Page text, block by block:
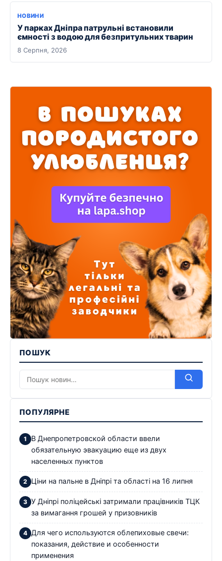
НОВИНИ
У парках Дніпра патрульні встановили
ємності з водою для безпритульних тварин
8 Серпня, 2026
ПОШУК
ПОПУЛЯРНЕ
В Днепропетровской области ввели
обязательную эвакуацию еще из двух
населенных пунктов
Ціни на пальне в Дніпрі та області на 16 липня
У Дніпрі поліцейські затримали працівників ТЦК
за вимагання грошей у призовників
Для чего используются облепиховые свечи:
показания, действие и особенности
применения